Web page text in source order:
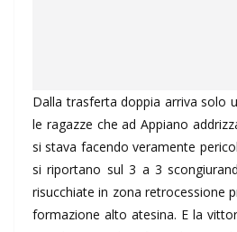
Dalla trasferta doppia arriva solo
le ragazze che ad Appiano
si stava facendo veramente
si riportano sul 3 a 3
risucchiate in zona retrocessione
formazione alto atesina. E la